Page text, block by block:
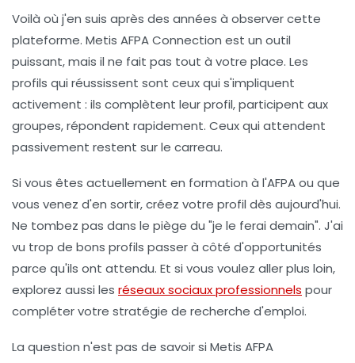
Voilà où j'en suis après des années à observer cette
plateforme. Metis AFPA Connection est un outil
puissant, mais il ne fait pas tout à votre place. Les
profils qui réussissent sont ceux qui s'impliquent
activement : ils complètent leur profil, participent aux
groupes, répondent rapidement. Ceux qui attendent
passivement restent sur le carreau.
Si vous êtes actuellement en formation à l'AFPA ou que
vous venez d'en sortir,créez votre profil dès aujourd'hui.
Ne tombez pas dans le piège du "je le ferai demain". J'ai
vu trop de bons profils passer à côté d'opportunités
parce qu'ils ont attendu. Et si vous voulez aller plus loin,
explorez aussi les réseaux sociaux professionnels pour
compléter votre stratégie de recherche d'emploi.
La question n'est pas de savoir si Metis AFPA